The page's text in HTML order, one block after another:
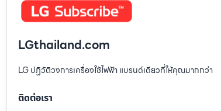
LGthailand.com
LG ปฏิวัติวงการเครื่องใช้ไฟฟ้า แบรนด์เดียวที่ให้คุณมากกว่า
ติดต่อเรา